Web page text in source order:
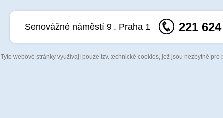
Senovážné náměstí 9 . Praha 1 221
Tyto webové stránky využívají pouze tzv. technické cookies, jež jsou nezbytné